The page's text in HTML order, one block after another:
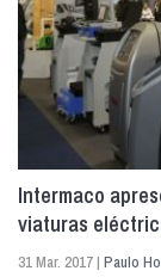
Intermaco
viaturas
31 Mar. 2017 | Paulo